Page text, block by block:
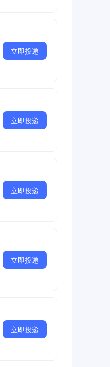
立即投递
立即投递
立即投递
立即投递
立即投递